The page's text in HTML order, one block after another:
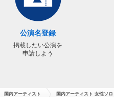
公演名登録
掲載したい公演を
申請しよう
国内アーティスト 国内アーティスト 女性ソロ